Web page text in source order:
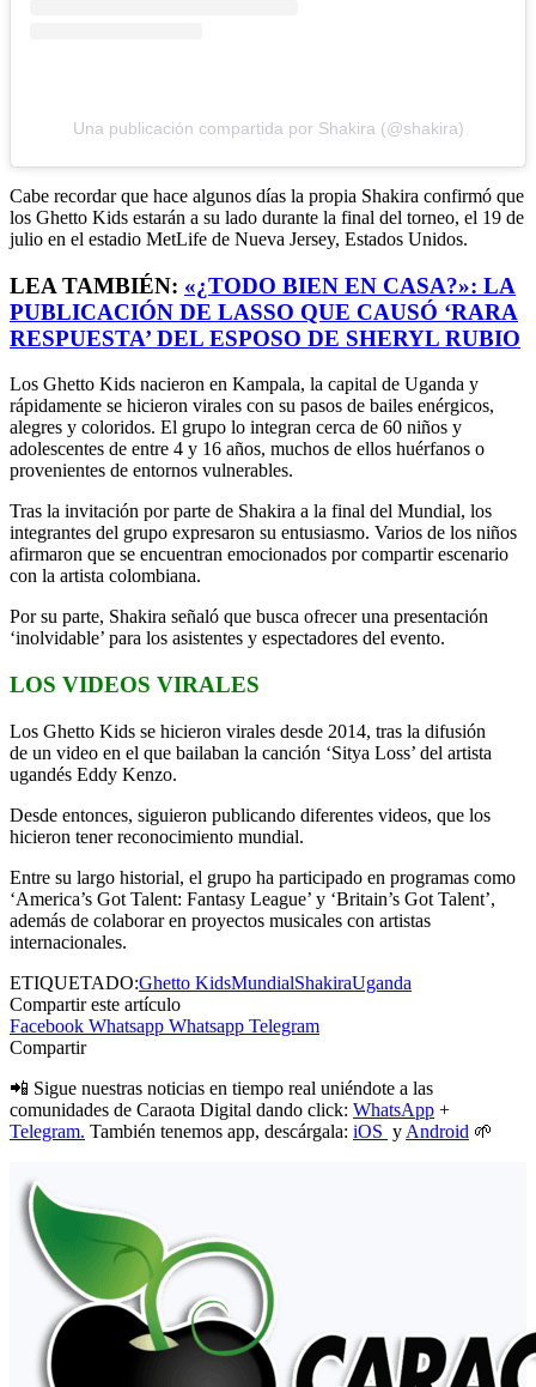
Una publicación compartida por Shakira (@shakira)
Cabe recordar que hace algunos días la propia Shakira confirmó que
los Ghetto Kids estarán a su lado durante la final del torneo, el 19 de
julio en el estadio MetLife de Nueva Jersey, Estados Unidos.
LEA TAMBIÉN: «¿TODO BIEN EN CASA?»: LA
PUBLICACIÓN DE LASSO QUE CAUSÓ ‘RARA
RESPUESTA’ DEL ESPOSO DE SHERYL RUBIO
Los Ghetto Kids nacieron en Kampala, la capital de Uganda y
rápidamente se hicieron virales con su pasos de bailes enérgicos,
alegres y coloridos. El grupo lo integran cerca de 60 niños y
adolescentes de entre 4 y 16 años, muchos de ellos huérfanos o
provenientes de entornos vulnerables.
Tras la invitación por parte de Shakira a la final del Mundial, los
integrantes del grupo expresaron su entusiasmo. Varios de los niños
afirmaron que se encuentran emocionados por compartir escenario
con la artista colombiana.
Por su parte, Shakira señaló que busca ofrecer una presentación
‘inolvidable’ para los asistentes y espectadores del evento.
LOS VIDEOS VIRALES
Los Ghetto Kids se hicieron virales desde 2014, tras la difusión
de un video en el que bailaban la canción ‘Sitya Loss’ del artista
ugandés Eddy Kenzo.
Desde entonces, siguieron publicando diferentes videos, que los
hicieron tener reconocimiento mundial.
Entre su largo historial, el grupo ha participado en programas como
‘America’s Got Talent: Fantasy League’ y ‘Britain’s Got Talent’,
además de colaborar en proyectos musicales con artistas
internacionales.
ETIQUETADO:Ghetto KidsMundialShakiraUganda
Compartir este artículo
Facebook Whatsapp Whatsapp Telegram
Compartir
📲 Sigue nuestras noticias en tiempo real uniéndote a las
comunidades de Caraota Digital dando click: WhatsApp +
Telegram. También tenemos app, descárgala: iOS y Android 🌱